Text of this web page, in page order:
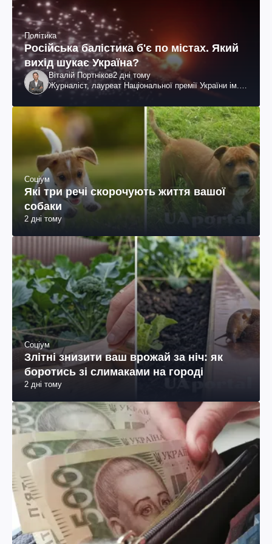
Політика
Російська балістика б'є по містах. Який
вихід шукає Україна?
Віталій Портніков2 дні тому
Журналіст, лауреат Національної премії України ім.
Соціум
Які три речі скорочують життя вашої
собаки
2 дні тому
Соціум
Злітні знизити ваш врожай за ніч: як
боротись зі слимаками на городі
2 дні тому